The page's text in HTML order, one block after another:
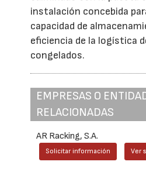
instalación concebida
capacidad de
eficiencia de la logística
congelados.
EMPRESAS O
RELACIONADAS
AR Racking, S.A.
Solicitar información Ver